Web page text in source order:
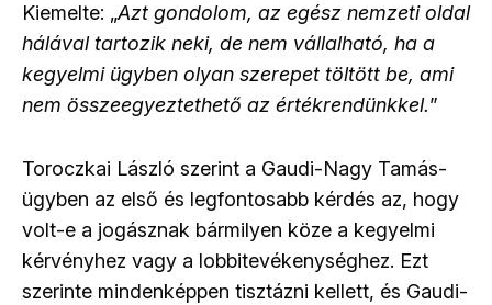
Kiemelte: „Azt gondolom, az egész nemzeti oldal
hálával tartozik neki, de nem vállalható, ha a
kegyelmi ügyben olyan szerepet töltött be, ami
nem összeegyeztethető az értékrendünkkel.”
Toroczkai László szerint a Gaudi-Nagy Tamás-
ügyben az első és legfontosabb kérdés az, hogy
volt-e a jogásznak bármilyen köze a kegyelmi
kérvényhez vagy a lobbitevékenységhez. Ezt
szerinte mindenképpen tisztázni kellett, és Gaudi-